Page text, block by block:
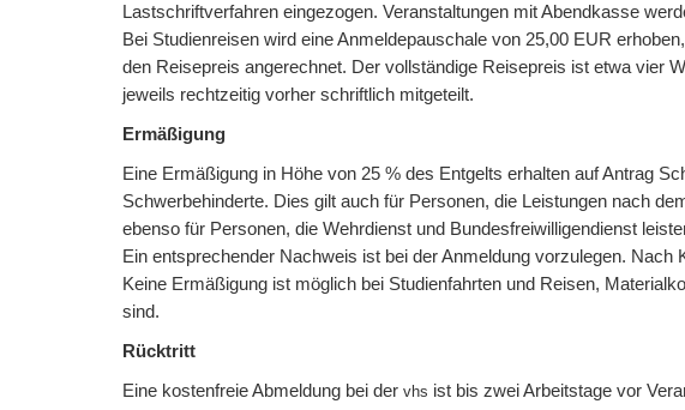
Lastschriftverfahren eingezogen. Veranstaltungen mit Abendkasse
Bei Studienreisen wird eine Anmeldepauschale von 25,00 EUR
den Reisepreis angerechnet. Der vollständige Reisepreis ist etwa vier
jeweils rechtzeitig vorher schriftlich mitgeteilt.
Ermäßigung
Eine Ermäßigung in Höhe von 25 % des Entgelts erhalten auf Antrag
Schwerbehinderte. Dies gilt auch für Personen, die Leistungen nach
ebenso für Personen, die Wehrdienst und Bundesfreiwilligendienst
Ein entsprechender Nachweis ist bei der Anmeldung vorzulegen.
Keine Ermäßigung ist möglich bei Studienfahrten und Reisen,
sind.
Rücktritt
Eine kostenfreie Abmeldung bei der vhs ist bis zwei Arbeitstage vor